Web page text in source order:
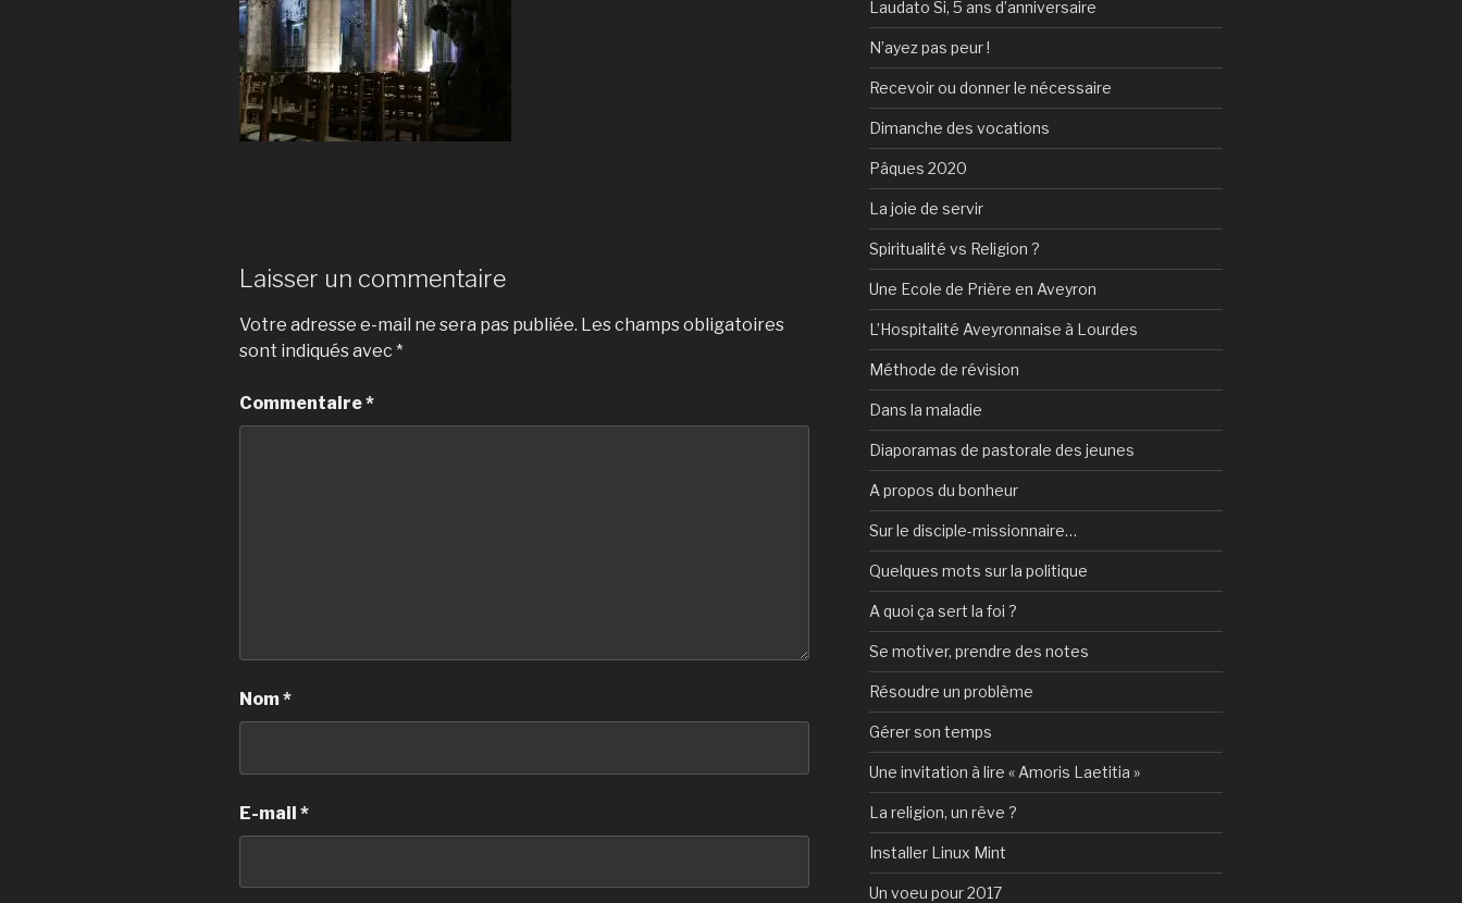
Laisser un commentaire
Votre adresse e-mail ne sera pas publiée. Les champs obligatoires
sont indiqués avec *
Commentaire*
Nom*
E-mail *
Laudato Si, 5 ans d’anniversaire
N’ayez pas peur !
Recevoir ou donner le nécessaire
Dimanche des vocations
Pâques 2020
La joie de servir
Spiritualité vs Religion ?
Une Ecole de Prière en Aveyron
L’Hospitalité Aveyronnaise à Lourdes
Méthode de révision
Dans la maladie
Diaporamas de pastorale des jeunes
A propos du bonheur
Sur le disciple-missionnaire…
Quelques mots sur la politique
A quoi ça sert la foi ?
Se motiver, prendre des notes
Résoudre un problème
Gérer son temps
Une invitation à lire « Amoris Laetitia »
La religion, un rêve ?
Installer Linux Mint
Un voeu pour 2017